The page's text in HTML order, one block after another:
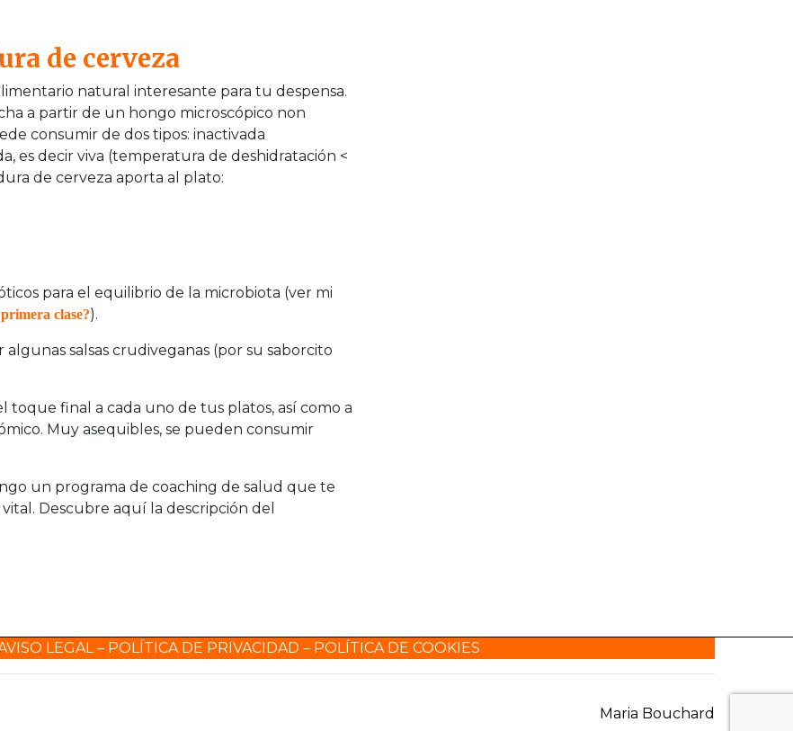
de cerveza
natural interesante para tu despensa.
a partir de un hongo microscópico non
consumir de dos tipos: inactivada
es decir viva (temperatura de deshidratación <
de cerveza aporta al plato:
para el equilibrio de la microbiota (ver mi
clase?).
salsas crudiveganas (por su saborcito
toque final a cada uno de tus platos, así como a
Muy asequibles, se pueden consumir
un programa de coaching de salud que te
Descubre aquí la descripción del
LEGAL– POLÍTICA DE PRIVACIDAD – POLÍTICA DE COOKIES
Maria Bouchard